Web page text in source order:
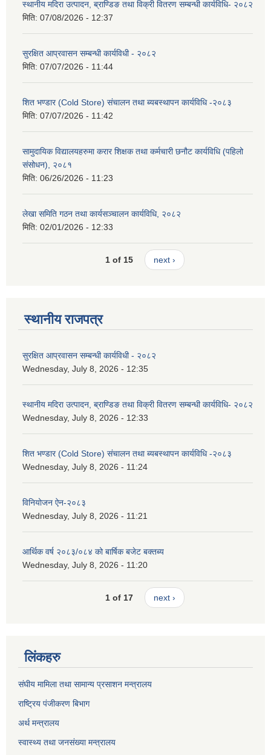
स्थानीय मदिरा उत्पादन, ब्राण्डिङ तथा विक्री वितरण सम्बन्धी कार्यविधि- २०८२
मिति: 07/08/2026 - 12:37
सुरक्षित आप्रवासन सम्बन्धी कार्यविधी - २०८२
मिति: 07/07/2026 - 11:44
शित भण्डार (Cold Store) संचालन तथा ब्यबस्थापन कार्यविधि -२०८३
मिति: 07/07/2026 - 11:42
सामुदायिक विद्यालयहरुमा करार शिक्षक तथा कर्मचारी छनौट कार्यविधि (पहिलो
संसोधन), २०८१
मिति: 06/26/2026 - 11:23
लेखा समिति गठन तथा कार्यसञ्चालन कार्यविधि, २०८२
मिति: 02/01/2026 - 12:33
1 of 15 next ›
स्थानीय राजपत्र
सुरक्षित आप्रवासन सम्बन्धी कार्यविधी - २०८२
Wednesday, July 8, 2026 - 12:35
स्थानीय मदिरा उत्पादन, ब्राण्डिङ तथा विक्री वितरण सम्बन्धी कार्यविधि- २०८२
Wednesday, July 8, 2026 - 12:33
शित भण्डार (Cold Store) संचालन तथा ब्यबस्थापन कार्यविधि -२०८३
Wednesday, July 8, 2026 - 11:24
विनियोजन ऐन-२०८३
Wednesday, July 8, 2026 - 11:21
आर्थिक वर्ष २०८३/०८४ को बार्षिक बजेट बक्तब्य
Wednesday, July 8, 2026 - 11:20
1 of 17 next ›
लिंकहरु
संघीय मामिला तथा सामान्य प्रसाशन मन्त्रालय
राष्ट्रिय पंजीकरण बिभाग
अर्थ मन्त्रालय
स्वास्थ्य तथा जनसंख्या मन्त्रालय